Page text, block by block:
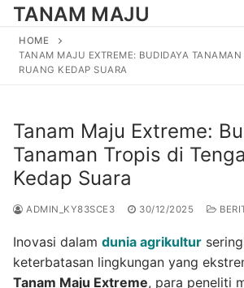
TANAM MAJU
HOME
TANAM MAJU EXTREME: BUDIDAYA TANAMAN
RUANG KEDAP SUARA
Tanam Maju Extreme:
Tanaman Tropis di
Kedap Suara
ADMIN_KY83SCE3 30/12/2025
Inovasi dalam dunia agrikultur
keterbatasan lingkungan yang
Tanam Maju Extreme, para peneliti